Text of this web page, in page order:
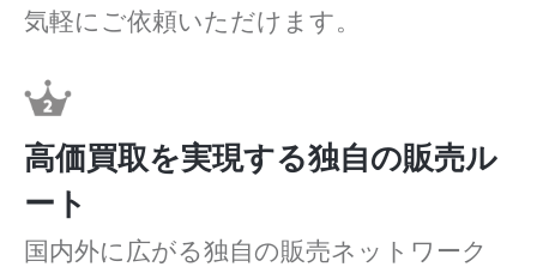
気軽にご依頼いただけます。
高価買取を実現する独自の販売ル
ート
国内外に広がる独自の販売ネットワーク